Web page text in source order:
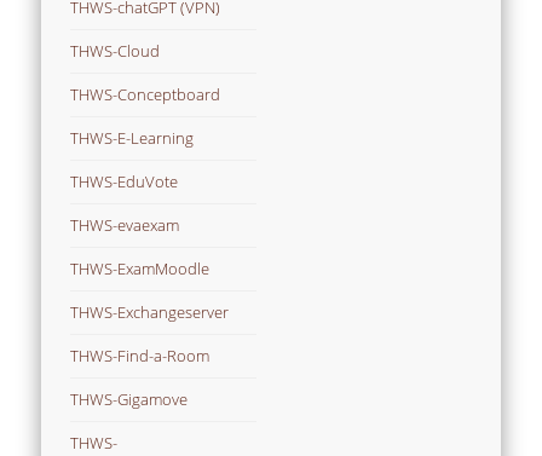
THWS-chatGPT (VPN)
THWS-Cloud
THWS-Conceptboard
THWS-E-Learning
THWS-EduVote
THWS-evaexam
THWS-ExamMoodle
THWS-Exchangeserver
THWS-Find-a-Room
THWS-Gigamove
THWS-